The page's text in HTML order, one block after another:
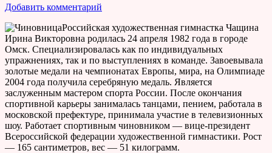
Добавить комментарий
Российская художественная гимнастка Чащина
Ирина Викторовна родилась 24 апреля 1982 года в городе
Омск. Специализировалась как по индивидуальных
упражнениях, так и по выступлениях в команде. Завоевывала
золотые медали на чемпионатах Европы, мира, на Олимпиаде
2004 года получила серебряную медаль. Является
заслуженным мастером спорта России. После окончания
спортивной карьеры занималась танцами, пением, работала в
московской префектуре, принимала участие в телевизионных
шоу. Работает спортивным чиновником — вице-президент
Всероссийской федерации художественной гимнастики. Рост
— 165 сантиметров, вес — 51 килограмм.